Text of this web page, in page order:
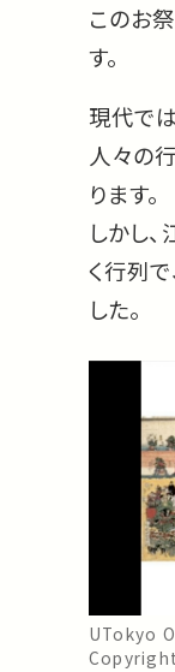
このお
す。
現代で
人々の
ります。
しかし
く行列
した。
UTokyo